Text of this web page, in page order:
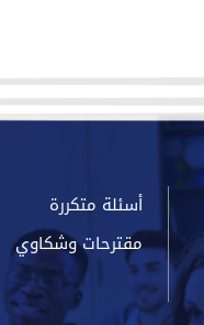
أسئلة متكررة
مقترحات وشكاوي